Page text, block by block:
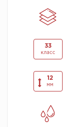
33
класс
12
мм